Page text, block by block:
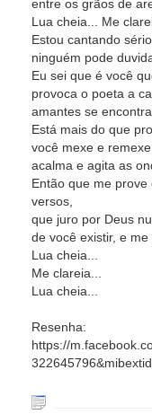
entre os grãos de
Lua cheia... Me
Estou cantando
ninguém pode
Eu sei que é você
provoca o poeta a
amantes se
Está mais do que
você mexe e
acalma e agita as
Então que me
versos,
que juro por Deus
de você existir, e me
Lua cheia...
Me clareia...
Lua cheia...
Resenha:
https://